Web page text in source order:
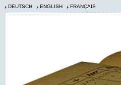
DEUTSCH ENGLISH FRANÇAIS